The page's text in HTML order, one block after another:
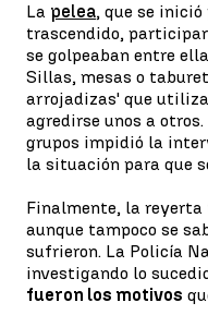
La pelea, que se inició
trascendido,
se golpeaban entre
Sillas, mesas o
arrojadizas' que
agredirse unos a otros.
grupos impidió la
la situación para que
Finalmente, la reyerta
aunque tampoco se
sufrieron. La Policía
investigando lo
fueron los motivos